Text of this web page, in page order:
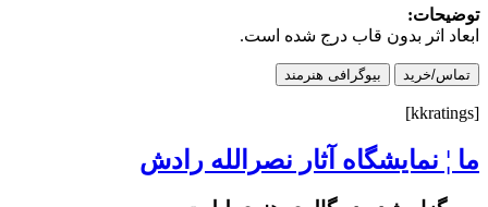
اثر بدون قاب درج شده است.
تماس/خرید بیوگرافی هنرمند
¦ نمایشگاه آثار نصرالله رادش